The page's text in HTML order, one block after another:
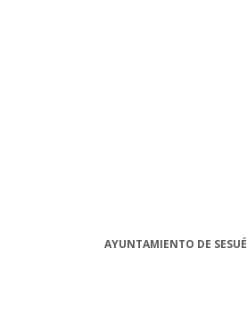
AYUNTAMIENTO DE SESUÉ